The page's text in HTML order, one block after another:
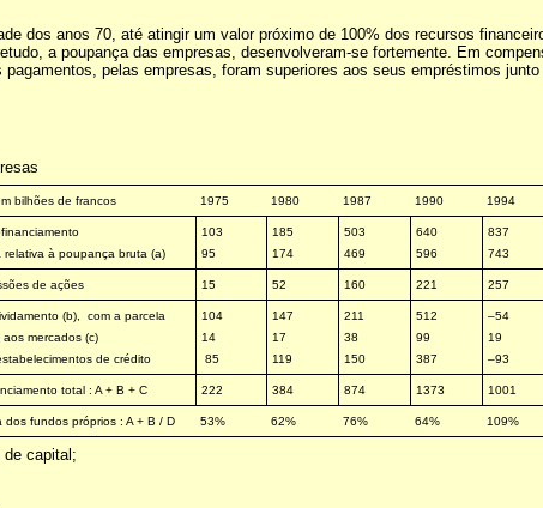
dos anos 70, até atingir um valor próximo de 100% dos recursos
a poupança das empresas, desenvolveram-se fortemente. Em
pelas empresas, foram superiores aos seus empréstimos
bilhões de francos 1975 1980 1987 1990 1994
relativa à poupança bruta (a)
103
95
185
174
503
469
640
596
837
743
de ações 15 52 160 221 257
(b),
com a parcela
aos mercados (c)
de crédito
104
14
85
147
17
119
211
38
150
512
99
387
–54
19
–93
total : A + B + C 222 384 874 1373 1001
dos fundos próprios : A + B / D 53% 62% 76% 64% 109%
capital;